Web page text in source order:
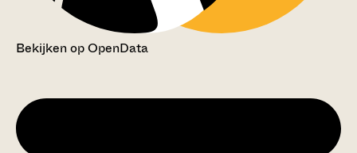
Bekijken op OpenData